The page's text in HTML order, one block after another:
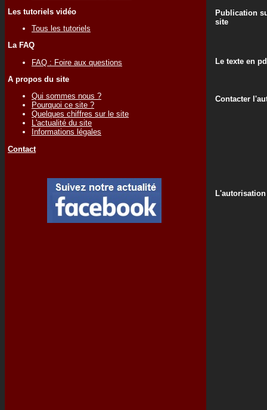
Les tutoriels vidéo
Tous les tutoriels
La FAQ
FAQ : Foire aux questions
A propos du site
Qui sommes nous ?
Pourquoi ce site ?
Quelques chiffres sur le site
L'actualité du site
Informations légales
Contact
Publication
site
Le texte en
Contacter
L'autorisation